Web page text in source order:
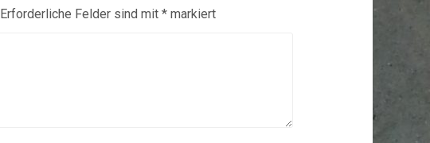
Erforderliche Felder sind mit * markiert